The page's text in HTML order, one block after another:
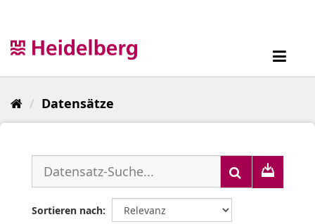
Datensätze
Sortieren nach